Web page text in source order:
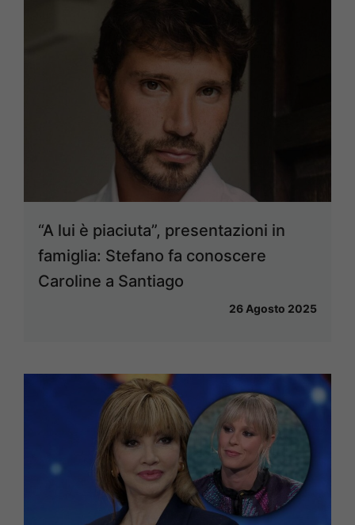
“A lui è piaciuta”, presentazioni in
famiglia: Stefano fa conoscere
Caroline a Santiago
26 Agosto 2025